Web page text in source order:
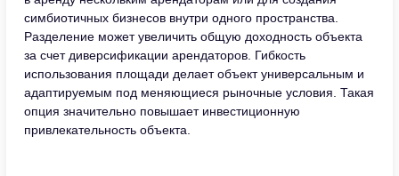
симбиотичных бизнесов внутри одного пространства.
Разделение может увеличить общую доходность объекта
за счет диверсификации арендаторов. Гибкость
использования площади делает объект универсальным и
адаптируемым под меняющиеся рыночные условия. Такая
опция значительно повышает инвестиционную
привлекательность объекта.